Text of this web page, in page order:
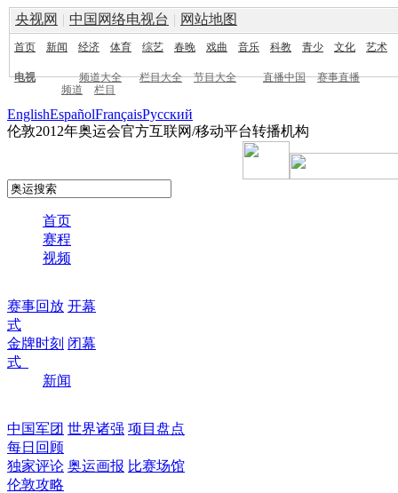
央视网 | 中国网络电视台 | 网站地图
首页 新闻 经济 体育 综艺 春晚 戏曲 音乐 科教 青少 文化 艺术
电视 频道大全 栏目大全 节目大全 直播中国
赛事直播
频道
栏目
EnglishEspañolFrançaisPусский
伦敦2012年奥运会官方互联网/移动平台转播机构
首页
赛程
视频
赛事回放 开幕
式
金牌时刻 闭幕
式
新闻
中国军团 世界诸强 项目盘点
每日回顾
独家评论 奥运画报 比赛场馆
伦敦攻略